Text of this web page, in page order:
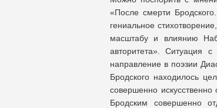
«После смерти
гениальное
масштабу и влиянию
авторитета». Ситуация
направление в поэзии
Бродского находилось
совершенно
Бродским совершенно